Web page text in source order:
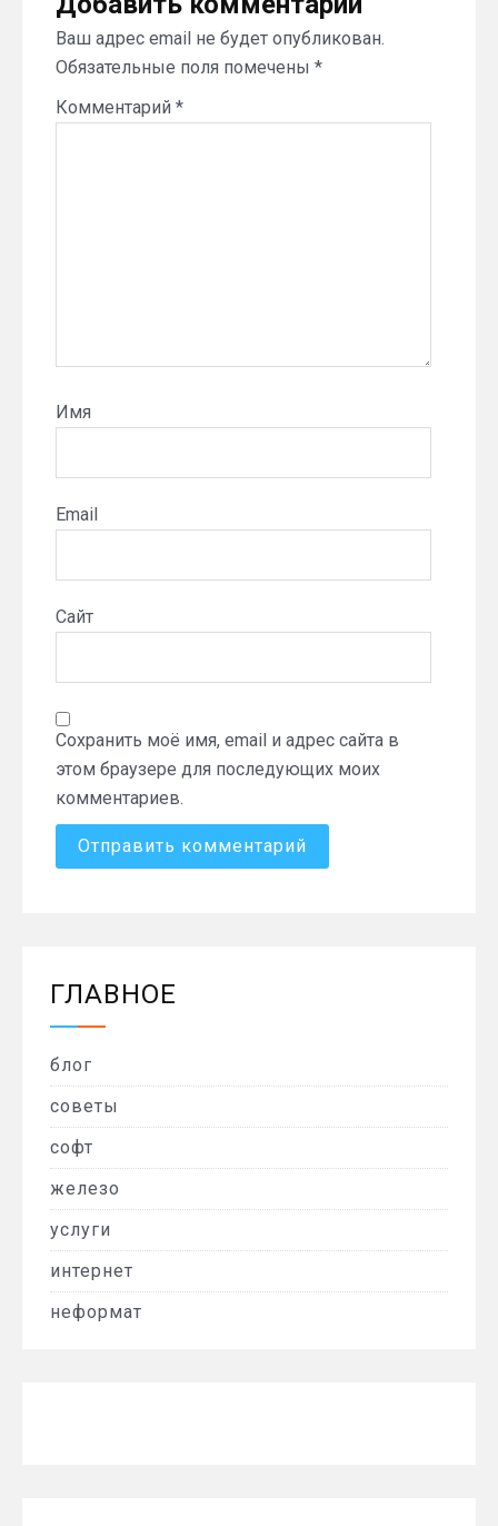
Ваш адрес email не будет опубликован.
Обязательные поля помечены *
Комментарий *
Имя
Email
Сайт
Сохранить моё имя, email и адрес сайта в
этом браузере для последующих моих
комментариев.
ГЛАВНОЕ
блог
советы
софт
железо
услуги
интернет
неформат